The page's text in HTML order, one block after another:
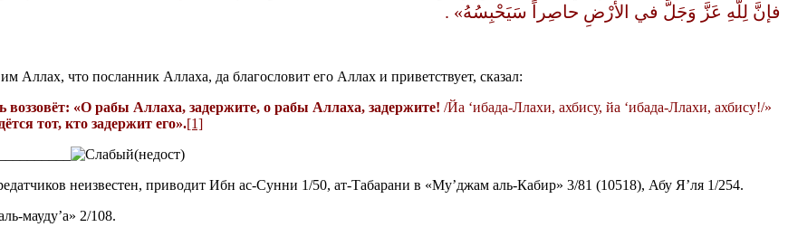
فإنَّ لِلَّهِ عَزَّ وَجَلَّ في الأرْضِ حاصِراً سَيَحْبِسُهُ‏»‏‏ ‏‏.
Аллах, что посланник Аллаха, да благословит его Аллах и приветствует, сказал:
воззовёт: «О рабы Аллаха, задержите, о рабы Аллаха, задержите! /Йа ‘ибада-Ллахи, ахбису, йа ‘ибада-Ллахи, ахбису!/»
тот, кто задержит его».[1]
неизвестен, приводит Ибн ас-Сунни 1/50, ат-Табарани в «Му’джам аль-Кабир» 3/81 (10518), Абу Я’ля 1/254.
мауду’а» 2/108.